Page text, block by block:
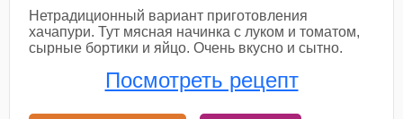
Нетрадиционный вариант приготовления
хачапури. Тут мясная начинка с луком и томатом,
сырные бортики и яйцо. Очень вкусно и сытно.
Посмотреть рецепт